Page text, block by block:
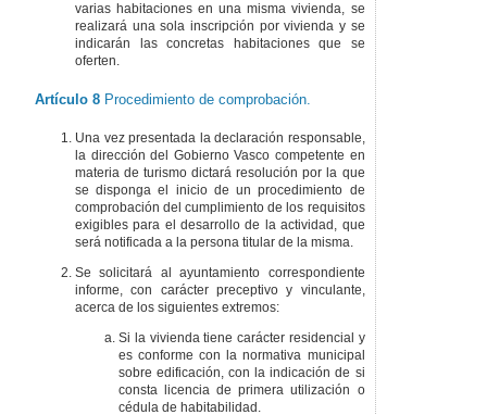
varias habitaciones en una misma vivienda, se
realizará una sola inscripción por vivienda y se
indicarán las concretas habitaciones que se
oferten.
Artículo 8 Procedimiento de comprobación.
Una vez presentada la declaración responsable,
la dirección del Gobierno Vasco competente en
materia de turismo dictará resolución por la que
se disponga el inicio de un procedimiento de
comprobación del cumplimiento de los requisitos
exigibles para el desarrollo de la actividad, que
será notificada a la persona titular de la misma.
Se solicitará al ayuntamiento correspondiente
informe, con carácter preceptivo y vinculante,
acerca de los siguientes extremos:
Si la vivienda tiene carácter residencial y
es conforme con la normativa municipal
sobre edificación, con la indicación de si
consta licencia de primera utilización o
cédula de habitabilidad.